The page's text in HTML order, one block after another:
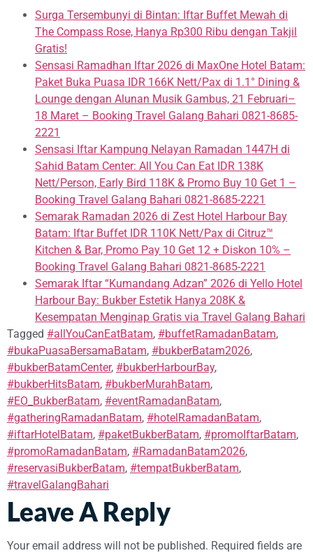
Surga Tersembunyi di Bintan: Iftar Buffet Mewah di
The Compass Rose, Hanya Rp300 Ribu dengan Takjil
Gratis!
Sensasi Ramadhan Iftar 2026 di MaxOne Hotel Batam:
Paket Buka Puasa IDR 166K Nett/Pax di 1.1° Dining &
Lounge dengan Alunan Musik Gambus, 21 Februari–
18 Maret – Booking Travel Galang Bahari 0821-8685-
2221
Sensasi Iftar Kampung Nelayan Ramadan 1447H di
Sahid Batam Center: All You Can Eat IDR 138K
Nett/Person, Early Bird 118K & Promo Buy 10 Get 1 –
Booking Travel Galang Bahari 0821-8685-2221
Semarak Ramadan 2026 di Zest Hotel Harbour Bay
Batam: Iftar Buffet IDR 110K Nett/Pax di Citruz™
Kitchen & Bar, Promo Pay 10 Get 12 + Diskon 10% –
Booking Travel Galang Bahari 0821-8685-2221
Semarak Iftar “Kumandang Adzan” 2026 di Yello Hotel
Harbour Bay: Bukber Estetik Hanya 208K &
Kesempatan Menginap Gratis via Travel Galang Bahari
Tagged #allYouCanEatBatam, #buffetRamadanBatam,
#bukaPuasaBersamaBatam, #bukberBatam2026,
#bukberBatamCenter, #bukberHarbourBay,
#bukberHitsBatam, #bukberMurahBatam,
#EO_BukberBatam, #eventRamadanBatam,
#gatheringRamadanBatam, #hotelRamadanBatam,
#iftarHotelBatam, #paketBukberBatam, #promoIftarBatam,
#promoRamadanBatam, #RamadanBatam2026,
#reservasiBukberBatam, #tempatBukberBatam,
#travelGalangBahari
Leave A Reply
Your email address will not be published. Required fields are